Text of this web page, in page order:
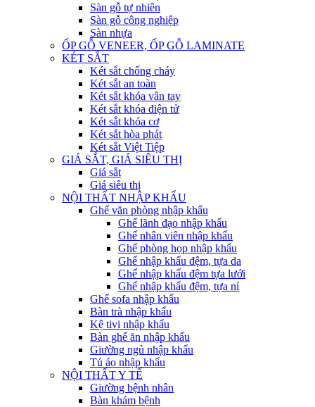
Sàn gỗ tự nhiên
Sàn gỗ công nghiệp
Sàn nhựa
ỐP GỖ VENEER, ỐP GỖ LAMINATE
KÉT SẮT
Két sắt chống cháy
Két sắt an toàn
Két sắt khóa vân tay
Két sắt khóa điện tử
Két sắt khóa cơ
Két sắt hòa phát
Két sắt Việt Tiệp
GIÁ SẮT, GIÁ SIÊU THỊ
Giá sắt
Giá siêu thị
NỘI THẤT NHẬP KHẨU
Ghế văn phòng nhập khẩu
Ghế lãnh đạo nhập khẩu
Ghế nhân viên nhập khẩu
Ghế phòng họp nhập khẩu
Ghế nhập khẩu đệm, tựa da
Ghế nhập khẩu đệm tựa lưới
Ghế nhập khẩu đệm, tựa nỉ
Ghế sofa nhập khẩu
Bàn trà nhập khẩu
Kệ tivi nhập khẩu
Bàn ghế ăn nhập khẩu
Giường ngủ nhập khẩu
Tủ áo nhập khẩu
NỘI THẤT Y TẾ
Giường bệnh nhân
Bàn khám bệnh